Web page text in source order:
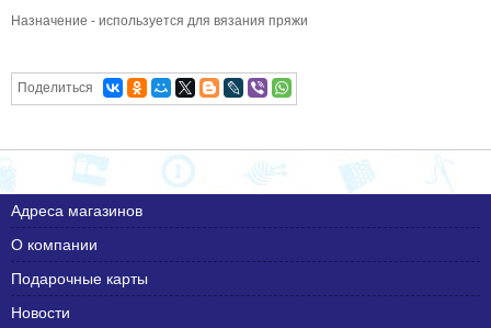
Назначение - используется для вязания пряжи
Поделиться
Адреса магазинов
О компании
Подарочные карты
Новости